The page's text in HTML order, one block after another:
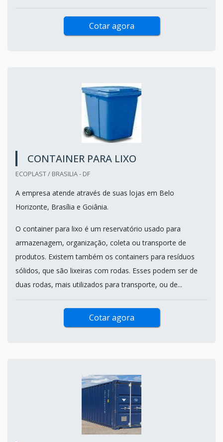
Cotar agora
CONTAINER PARA LIXO
ECOPLAST / BRASILIA - DF
A empresa atende através de suas lojas em Belo
Horizonte, Brasília e Goiânia.
O container para lixo é um reservatório usado para
armazenagem, organização, coleta ou transporte de
produtos. Existem também os containers para resíduos
sólidos, que são lixeiras com rodas. Esses podem ser de
duas rodas, mais utilizados para transporte, ou de...
Cotar agora